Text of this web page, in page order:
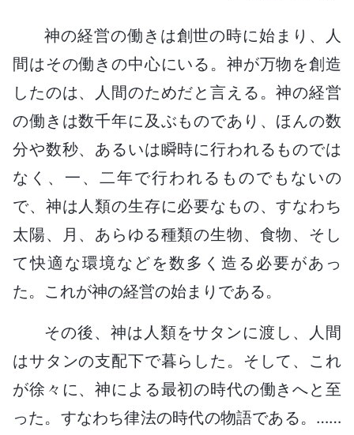
神の経営の働きは創世の時に始まり、人
間はその働きの中心にいる。神が万物を創造
したのは、人間のためだと言える。神の経営
の働きは数千年に及ぶものであり、ほんの数
分や数秒、あるいは瞬時に行われるものでは
なく、一、二年で行われるものでもないの
で、神は人類の生存に必要なもの、すなわち
太陽、月、あらゆる種類の生物、食物、そし
て快適な環境などを数多く造る必要があっ
た。これが神の経営の始まりである。
その後、神は人類をサタンに渡し、人間
はサタンの支配下で暮らした。そして、これ
が徐々に、神による最初の時代の働きへと至
った。すなわち律法の時代の物語である。……